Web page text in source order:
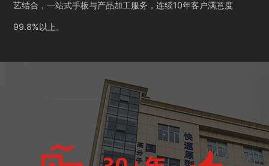
艺结合，一站式手板与产品加工服务，连续10年客户满意度
99.8%以上。